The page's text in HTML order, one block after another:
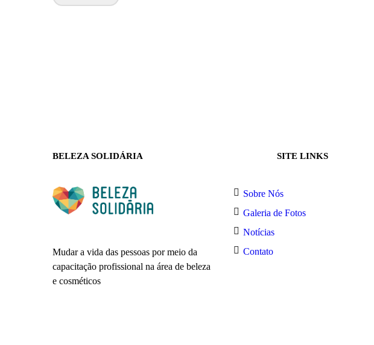
BELEZA SOLIDÁRIA
Mudar a vida das pessoas por meio da
capacitação profissional na área de beleza
e cosméticos
SITE LINKS
Sobre Nós
Galeria de Fotos
Notícias
Contato